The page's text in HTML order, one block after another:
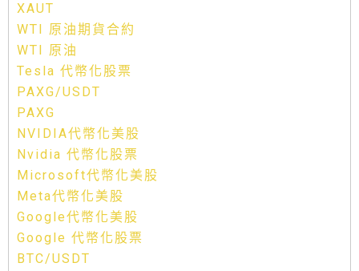
XAUT
WTI 原油期貨合約
WTI 原油
Tesla 代幣化股票
PAXG/USDT
PAXG
NVIDIA代幣化美股
Nvidia 代幣化股票
Microsoft代幣化美股
Meta代幣化美股
Google代幣化美股
Google 代幣化股票
BTC/USDT